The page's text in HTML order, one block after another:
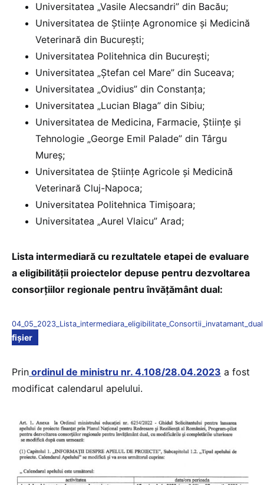
Universitatea „Vasile Alecsandri” din Bacău;
Universitatea de Științe Agronomice și Medicină
Veterinară din București;
Universitatea Politehnica din București;
Universitatea „Ștefan cel Mare” din Suceava;
Universitatea „Ovidius” din Constanța;
Universitatea „Lucian Blaga” din Sibiu;
Universitatea de Medicina, Farmacie, Științe și
Tehnologie „George Emil Palade” din Târgu
Mureș;
Universitatea de Științe Agricole și Medicină
Veterinară Cluj-Napoca;
Universitatea Politehnica Timișoara;
Universitatea „Aurel Vlaicu” Arad;
Lista intermediară cu rezultatele etapei de evaluare
a eligibilității proiectelor depuse pentru dezvoltarea
consorțiilor regionale pentru învățământ dual:
04_05_2023_Lista_intermediara_eligibilitate_Consortii_invatamant_dual
fișier
Prin ordinul de ministru nr. 4.108/28.04.2023 a fost
modificat calendarul apelului.